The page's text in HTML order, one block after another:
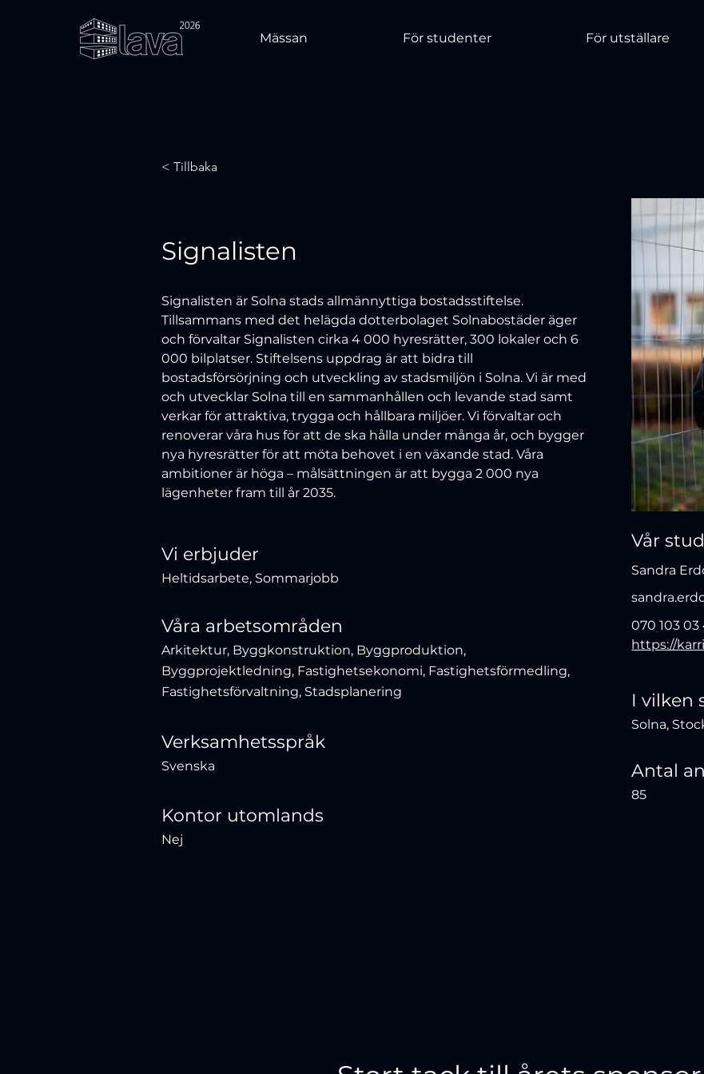
Mässan För studenter För utställare
< Tillbaka
Signalisten
Signalisten är Solna stads allmännyttiga bostadsstiftelse.
Tillsammans med det helägda dotterbolaget Solnabostäder äger
och förvaltar Signalisten cirka 4 000 hyresrätter, 300 lokaler och 6
000 bilplatser. Stiftelsens uppdrag är att bidra till
bostadsförsörjning och utveckling av stadsmiljön i Solna. Vi är med
och utvecklar Solna till en sammanhållen och levande stad samt
verkar för attraktiva, trygga och hållbara miljöer. Vi förvaltar och
renoverar våra hus för att de ska hålla under många år, och bygger
nya hyresrätter för att möta behovet i en växande stad. Våra
ambitioner är höga – målsättningen är att bygga 2 000 nya
lägenheter fram till år 2035.
Vi erbjuder
Heltidsarbete, Sommarjobb
Våra arbetsområden
Arkitektur, Byggkonstruktion, Byggproduktion,
Byggprojektledning, Fastighetsekonomi, Fastighetsförmedling,
Fastighetsförvaltning, Stadsplanering
Verksamhetsspråk
Svenska
Kontor utomlands
Nej
Vår
Sandra
070 103 03
https://
I vilken
Solna,
Antal
85